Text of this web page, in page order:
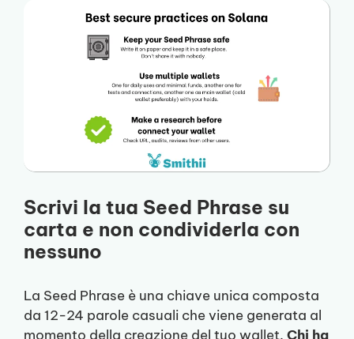
Scrivi la tua Seed Phrase su
carta e non condividerla con
nessuno
La Seed Phrase è una chiave unica composta
da 12-24 parole casuali che viene generata al
momento della creazione del tuo wallet. Chi ha